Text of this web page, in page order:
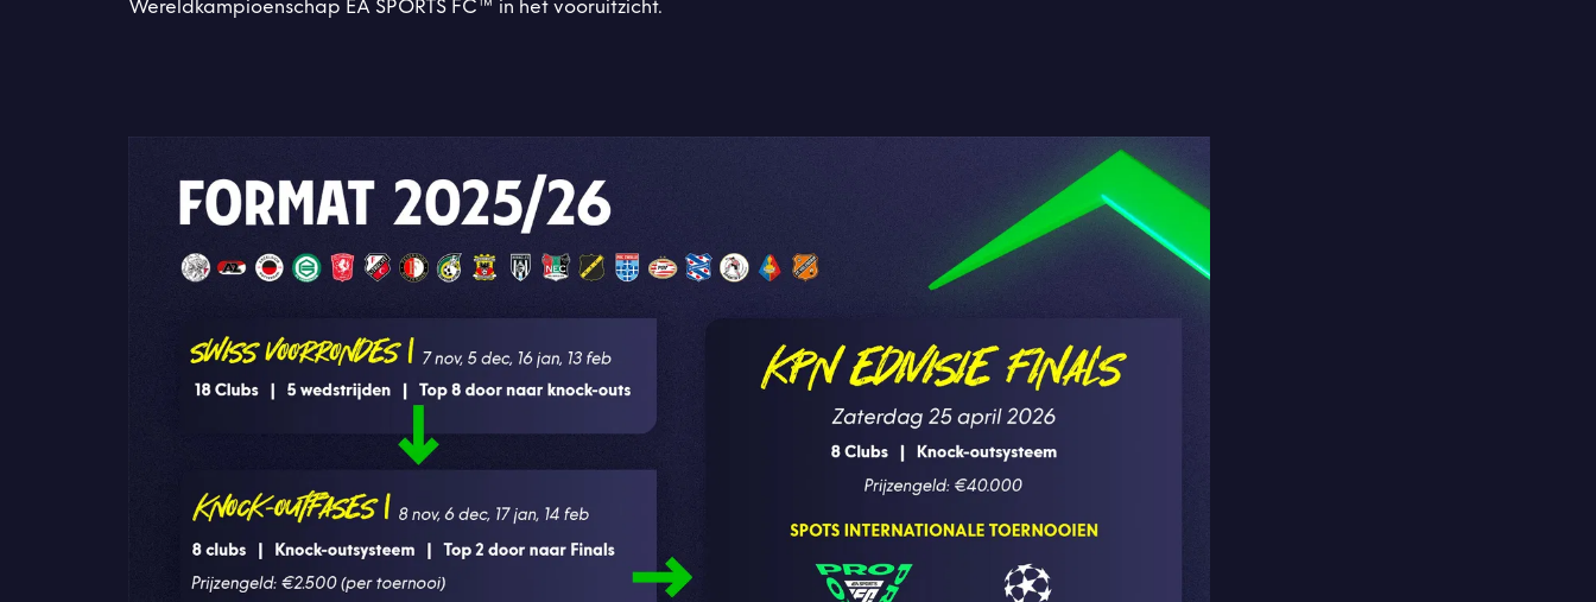
Wereldkampioenschap EA SPORTS FC™ in het vooruitzicht.